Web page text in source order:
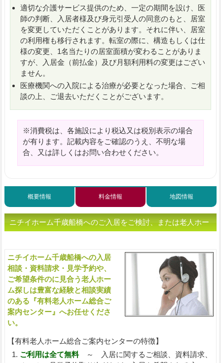
適切な介護サービス提供のため、一定の期間を設け、医
師の判断、入居者様及び身元引受人の同意のもと、居室
を変更していただくことがあります。それに伴い、居室
の利用権も移行されます。転室の際に、構造もしくは仕
様の変更、1名当たりの居室面積が変わることがありま
すが、入居金（前払金）及び月額利用料の変更はござい
ません。
医療機関への入院による治療が必要となった場合、ご相
談の上、ご退去いただくことがございます。
※消費税は、各施設により税込又は税別表示の場合
が有ります。記載内容をご確認のうえ、不明な場
合、又は詳しくはお問い合わせください。
概要情報 料金情報 地図情報
ニチイホーム千歳船橋へのご入居をご検討、または老人ホー
ニチイホーム千歳船橋への入居
相談・資料請求・見学予約や、
ご希望条件のに見合う老人ホー
ム探しは豊富な経験と相談実績
のある『有料老人ホーム総合ご
案内センター』へお任せくださ
い。
【有料老人ホーム総合ご案内センターの特徴】
ご利用は全て無料～ 入居に関するご相談、資料請求、